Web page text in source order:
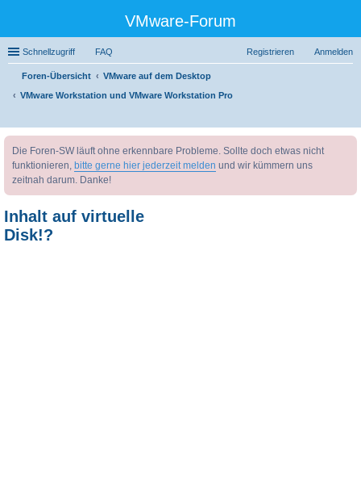
VMware-Forum
Schnellzugriff FAQ Anmelden
Registrieren
Foren-Übersicht
VMware auf dem Desktop
VMware Workstation und VMware Workstation Pro
uc
Die Foren-SW läuft ohne erkennbare Probleme. Sollte doch etwas nicht
funktionieren, bitte gerne hier jederzeit melden und wir kümmern uns
zeitnah darum. Danke!
Inhalt auf virtuelle
Disk!?